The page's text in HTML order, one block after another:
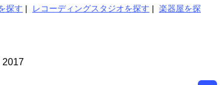
探す | レコーディングスタジオを探す | 楽器屋を探
2017